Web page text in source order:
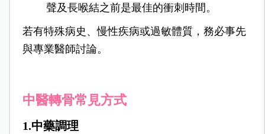
聲及長喉結之前是最佳的衝刺時間。
若有特殊病史、慢性疾病或過敏體質，務必事先
與專業醫師討論。
中醫轉骨常見方式
1.中藥調理